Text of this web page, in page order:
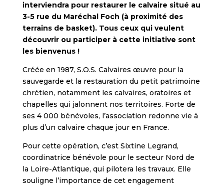
interviendra pour restaurer le calvaire situé au
3-5 rue du Maréchal Foch (à proximité des
terrains de basket). Tous ceux qui veulent
découvrir ou participer à cette initiative sont
les bienvenus !
Créée en 1987, S.O.S. Calvaires œuvre pour la
sauvegarde et la restauration du petit patrimoine
chrétien, notamment les calvaires, oratoires et
chapelles qui jalonnent nos territoires. Forte de
ses 4 000 bénévoles, l’association redonne vie à
plus d’un calvaire chaque jour en France.
Pour cette opération, c’est Sixtine Legrand,
coordinatrice bénévole pour le secteur Nord de
la Loire-Atlantique, qui pilotera les travaux. Elle
souligne l’importance de cet engagement